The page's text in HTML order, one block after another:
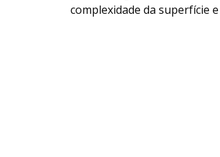
complexidade da superfície